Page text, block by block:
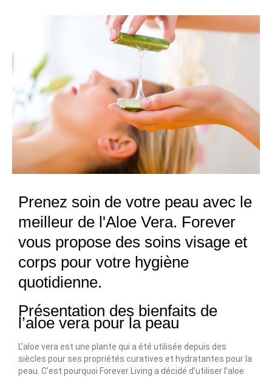
Prenez soin de votre peau avec le
meilleur de l'Aloe Vera. Forever
vous propose des soins visage et
corps pour votre hygiène
quotidienne.
Présentation des bienfaits de
l’aloe vera pour la peau
L’aloe vera est une plante qui a été utilisée depuis des
siècles pour ses propriétés curatives et hydratantes pour la
peau. C’est pourquoi Forever Living a décidé d’utiliser l’aloe